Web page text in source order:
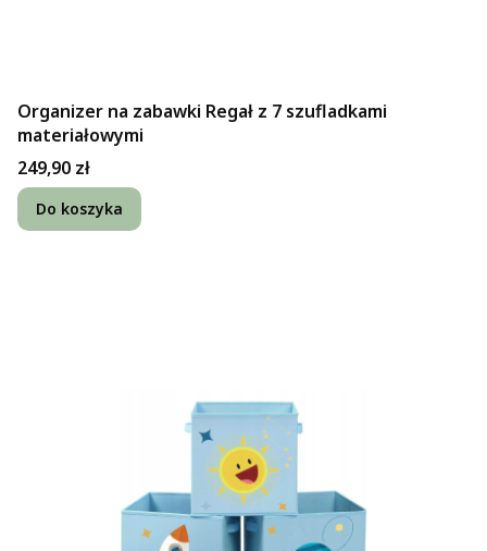
Organizer na zabawki Regał z 7 szufladkami
materiałowymi
Cena
249,90 zł
Do koszyka